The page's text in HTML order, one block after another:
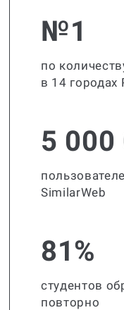
№1
по
в 14 городах
5 000
SimilarWeb
81%
студентов
повторно